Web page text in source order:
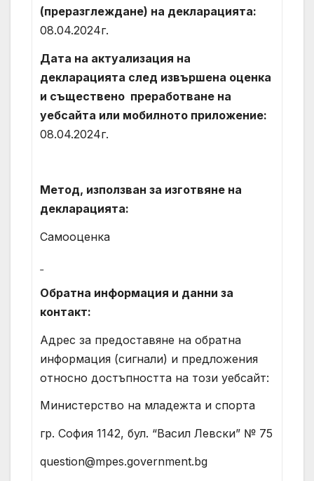
(преразглеждане) на декларацията:
08.04.2024г.
Дата на актуализация на
декларацията след извършена оценка
и съществено преработване на
уебсайта или мобилното приложение:
08.04.2024г.
Метод, използван за изготвяне на
декларацията:
Самооценка
Обратна информация и данни за
контакт:
Адрес за предоставяне на обратна
информация (сигнали) и предложения
относно достъпността на този уебсайт:
Министерство на младежта и спорта
гр. София 1142, бул. “Васил Левски” № 75
question@mpes.government.bg